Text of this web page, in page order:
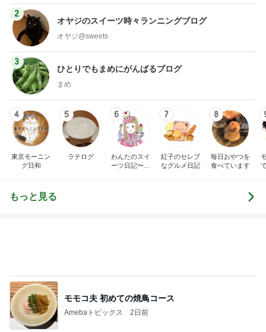
2
オヤジのスイーツ時々ランニングブログ
オヤジ@sweets
3
ひとりでもまめにがんばるブログ
まめ
4
東京モーニン
グ日和
5
ラテログ
6
わんたのスイ
ーツ日記〜小
7
紅子のセレブ
なグルメ日記
8
毎日おやつを
食べています
もっと見る
モモコ夫 初めての焼鳥コース
Amebaトピックス 2日前